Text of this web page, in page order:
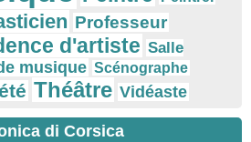
Professeur
d'artiste Salle
musique Scénographe
Théâtre Vidéaste
di Corsica